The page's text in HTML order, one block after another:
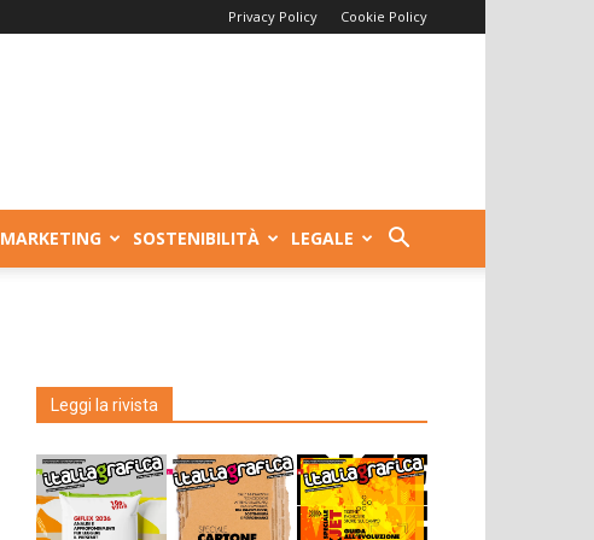
Privacy Policy Cookie Policy
MARKETING SOSTENIBILITÀ LEGALE
Leggi la rivista